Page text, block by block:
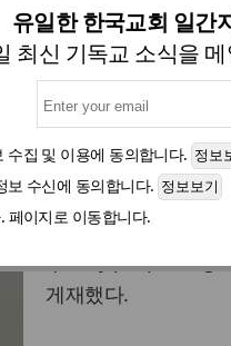
유일한 한국교회 일간
최신 기독교 소식을
수집 및 이용에 동의합니다.
보 수신에 동의합니다.
페이지로 이동합니다.
은 기억하
미국 크리스천포스트
인 ‘사람들은 죽은 이
quickly people
게재했다.